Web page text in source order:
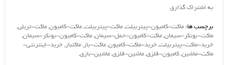
به اشتراک گذاری
برچسب ها: ماکت-کامیون-پیتربیلت, ماکت-پیتربیلت, ماکت-کامیون, ماکت-تریلی,
ماکت-بونکر-سیمان, ماکت-کامیون-حمل-سیمان, ماکت-کامیون-بونکر-سیمان,
خرید-ماکت-پیتربیلت, خرید-ماکت-کامیون, ماکت-باز , ماکتباز , خرید-اینترنتی-
ماکت-ماشین, کامیون-فلزی, ماشین-فلزی, ماشین-بازی,